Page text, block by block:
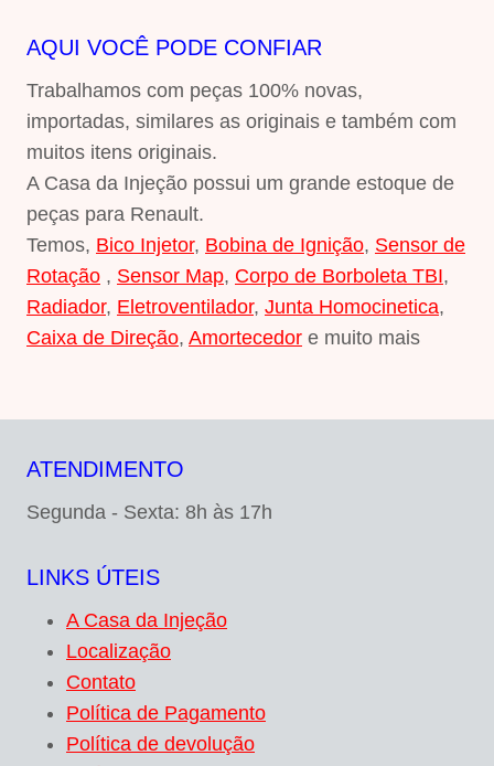
AQUI VOCÊ PODE CONFIAR
Trabalhamos com peças 100% novas,
importadas, similares as originais e também com
muitos itens originais.
A Casa da Injeção possui um grande estoque de
peças para Renault.
Temos, Bico Injetor, Bobina de Ignição, Sensor de
Rotação , Sensor Map, Corpo de Borboleta TBI,
Radiador, Eletroventilador, Junta Homocinetica,
Caixa de Direção, Amortecedor e muito mais
ATENDIMENTO
Segunda - Sexta: 8h às 17h
LINKS ÚTEIS
A Casa da Injeção
Localização
Contato
Política de Pagamento
Política de devolução